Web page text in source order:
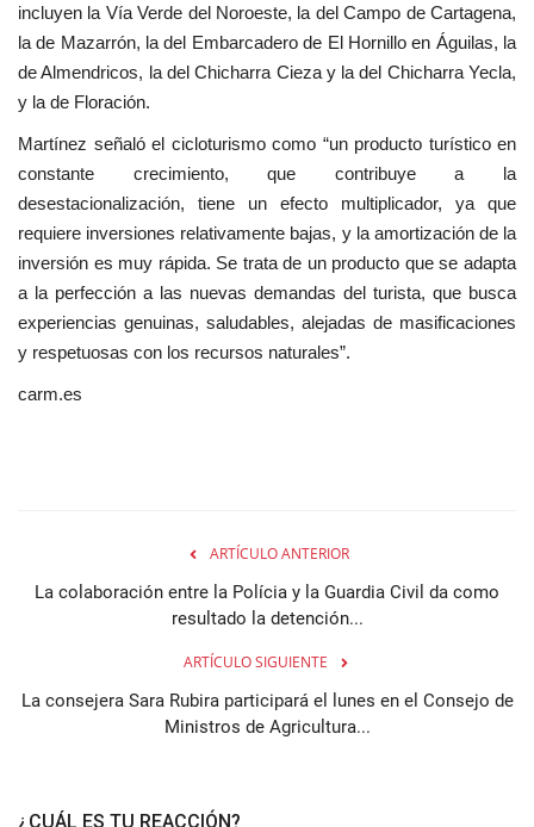
incluyen la Vía Verde del Noroeste, la del Campo de Cartagena,
la de Mazarrón, la del Embarcadero de El Hornillo en Águilas, la
de Almendricos, la del Chicharra Cieza y la del Chicharra Yecla,
y la de Floración.
Martínez señaló el cicloturismo como “un producto turístico en
constante crecimiento, que contribuye a la
desestacionalización, tiene un efecto multiplicador, ya que
requiere inversiones relativamente bajas, y la amortización de la
inversión es muy rápida. Se trata de un producto que se adapta
a la perfección a las nuevas demandas del turista, que busca
experiencias genuinas, saludables, alejadas de masificaciones
y respetuosas con los recursos naturales”.
carm.es
ARTÍCULO ANTERIOR
La colaboración entre la Polícia y la Guardia Civil da como
resultado la detención...
ARTÍCULO SIGUIENTE
La consejera Sara Rubira participará el lunes en el Consejo de
Ministros de Agricultura...
¿CUÁL ES TU REACCIÓN?